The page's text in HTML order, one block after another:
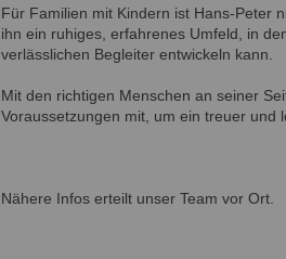
Für Familien mit Kindern ist Hans-Peter
ihn ein ruhiges, erfahrenes Umfeld, in
verlässlichen Begleiter entwickeln kann.
Mit den richtigen Menschen an seiner
Voraussetzungen mit, um ein treuer und
Nähere Infos erteilt unser Team vor Ort.